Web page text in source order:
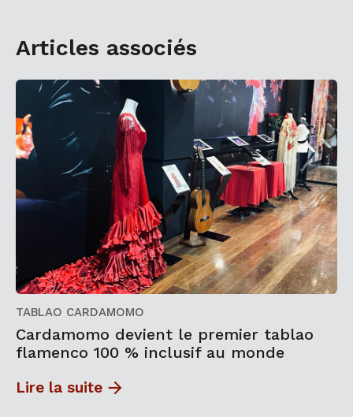
Articles associés
TABLAO CARDAMOMO
Cardamomo devient le premier tablao
flamenco 100 % inclusif au monde
Lire la suite